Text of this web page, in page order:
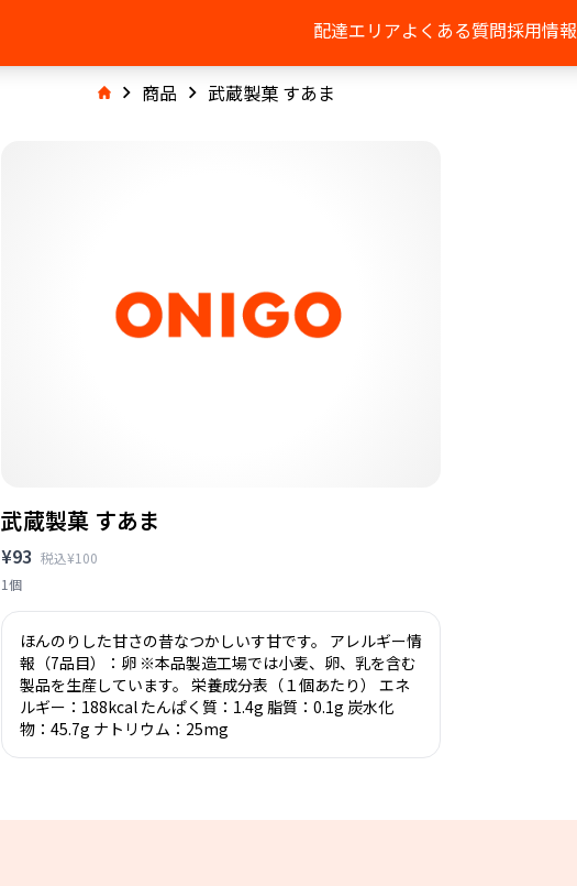
配達エリアよくある質問採用情報
商品 武蔵製菓 すあま
武蔵製菓 すあま
¥93 税込¥100
1個
ほんのりした甘さの昔なつかしいす甘です。 アレルギー情
報（7品目）：卵 ※本品製造工場では小麦、卵、乳を含む
製品を生産しています。 栄養成分表（１個あたり） エネ
ルギー：188kcal たんぱく質：1.4g 脂質：0.1g 炭水化
物：45.7g ナトリウム：25mg